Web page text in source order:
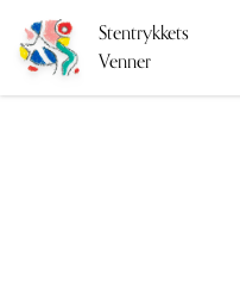
Stentrykkets
Venner